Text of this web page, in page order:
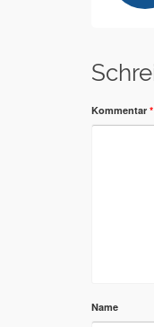
Kommentar *
Name